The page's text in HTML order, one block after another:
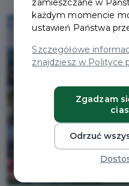
każdym momencie
ustawień Państwa
Szczegółowe
znajdziesz w Polityce
Zgadzam
Odrzuć